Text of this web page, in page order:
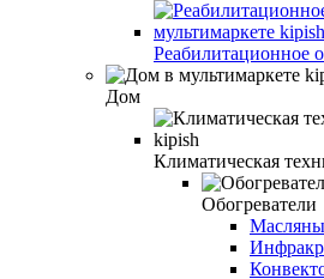
Реабилитационное
Дом
Климатическая
Обогреватели